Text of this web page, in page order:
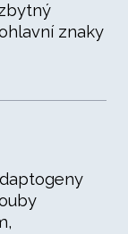
znaky